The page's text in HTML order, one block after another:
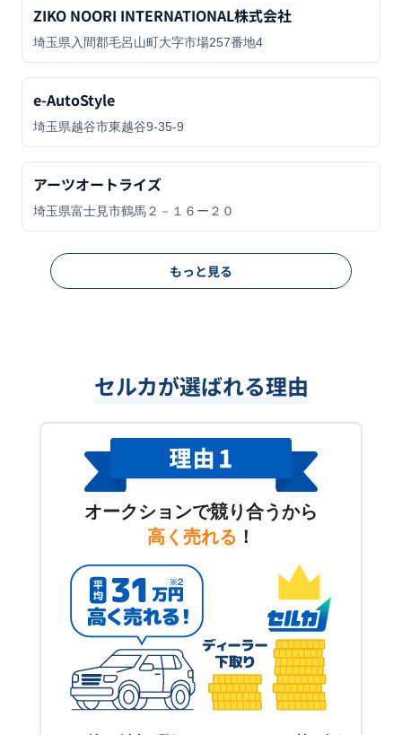
ZIKO NOORI INTERNATIONAL株式会社
埼玉県入間郡毛呂山町大字市場257番地4
e-AutoStyle
埼玉県越谷市東越谷9-35-9
アーツオートライズ
埼玉県富士見市鶴馬２－１６ー２０
もっと見る
セルカが選ばれる理由
オークションで競り合うから
高く売れる ！